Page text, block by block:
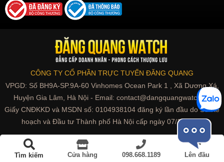
Đồng hồ Thụy Sỹ | Swiss made
Tìm kiếm Cửa hàng 098.668.1189 Lên đầu
CÔNG TY CỔ PHẦN TRỰC TUYẾN ĐĂNG QUANG
VPGD: Số BH9A-SP.9A-60 Vinhomes Ocean Park 1 , Xã Dương Xá,
Huyện Gia Lâm, Hà Nội - Email: contact@dangquangwatch.vn
Giấy CNĐKKD và MSDN số: 0104938104 đăng ký lần đầu do Sở Kế
hoạch và Đầu tư Thành phố Hà Nội cấp ngày 07/10/2010